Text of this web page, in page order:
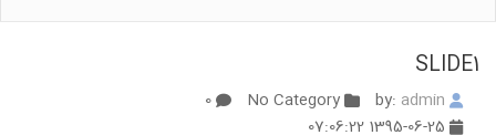
SLIDE1
admin